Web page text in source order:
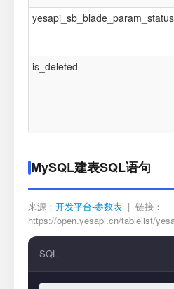
yesapi_sb_blade_param_status
is_deleted
MySQL建表SQL语句
来源： 开发平台-参数表 | 链接：
https://open.yesapi.cn/tablelist/
SQL